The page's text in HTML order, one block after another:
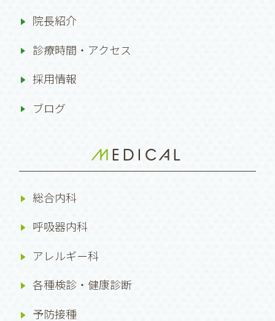
院長紹介
診療時間・アクセス
採用情報
ブログ
MEDICAL
総合内科
呼吸器内科
アレルギー科
各種検診・健康診断
予防接種